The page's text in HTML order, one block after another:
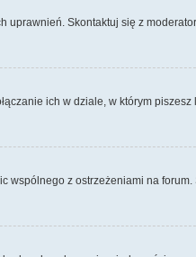
uprawnień. Skontaktuj się z
ich w dziale, w którym
wspólnego z ostrzeżeniami na